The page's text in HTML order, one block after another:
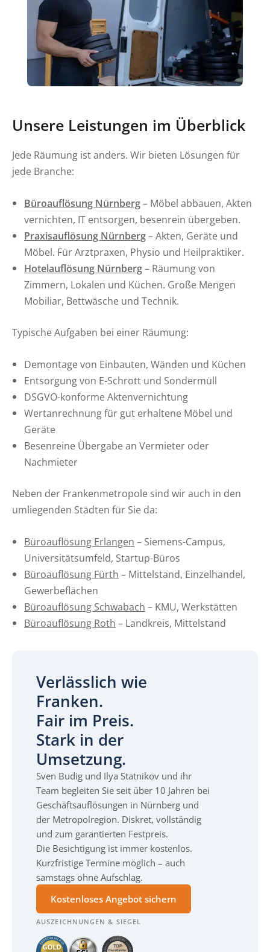
Unsere Leistungen im Überblick
Jede Räumung ist anders. Wir bieten Lösungen für
jede Branche:
Büroauflösung Nürnberg– Möbel abbauen, Akten
vernichten, IT entsorgen, besenrein übergeben.
Praxisauflösung Nürnberg– Akten, Geräte und
Möbel. Für Arztpraxen, Physio und Heilpraktiker.
Hotelauflösung Nürnberg– Räumung von
Zimmern, Lokalen und Küchen. Große Mengen
Mobiliar, Bettwäsche und Technik.
Typische Aufgaben bei einer Räumung:
Demontage von Einbauten, Wänden und Küchen
Entsorgung von E-Schrott und Sondermüll
DSGVO-konforme Aktenvernichtung
Wertanrechnung für gut erhaltene Möbel und
Geräte
Besenreine Übergabe an Vermieter oder
Nachmieter
Neben der Frankenmetropole sind wir auch in den
umliegenden Städten für Sie da:
Büroauflösung Erlangen – Siemens-Campus,
Universitätsumfeld, Startup-Büros
Büroauflösung Fürth – Mittelstand, Einzelhandel,
Gewerbeflächen
Büroauflösung Schwabach – KMU, Werkstätten
Büroauflösung Roth – Landkreis, Mittelstand
Verlässlich wie
Franken.
Fair im Preis.
Stark in der
Umsetzung.
Sven Budig und Ilya Statnikov und ihr
Team begleiten Sie seit über 10 Jahren bei
Geschäftsauflösungen in Nürnberg und
der Metropolregion. Diskret, vollständig
und zum garantierten Festpreis.
Die Besichtigung ist immer kostenlos.
Kurzfristige Termine möglich – auch
samstags ohne Aufschlag.
Kostenloses Angebot sichern
AUSZEICHNUNGEN & SIEGEL